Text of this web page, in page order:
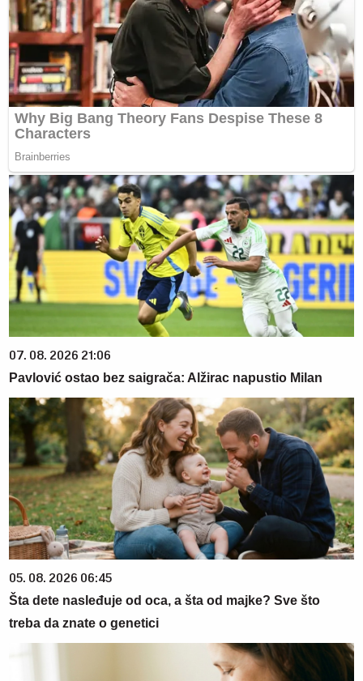
07. 08. 2026 21:06
Pavlović ostao bez saigrača: Alžirac napustio Milan
05. 08. 2026 06:45
Šta dete nasleđuje od oca, a šta od majke? Sve što
treba da znate o genetici